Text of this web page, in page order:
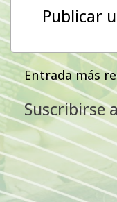
Publicar
Entrada más
Suscribirse